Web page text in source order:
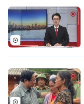
0865.116.699 (hotline)